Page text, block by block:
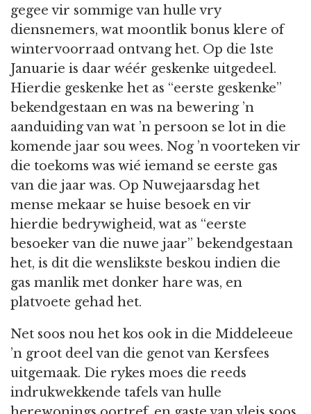
gegee vir sommige van hulle vry
diensnemers, wat moontlik bonus klere of
wintervoorraad ontvang het. Op die 1ste
Januarie is daar wéér geskenke uitgedeel.
Hierdie geskenke het as “eerste geskenke”
bekendgestaan en was na bewering ’n
aanduiding van wat ’n persoon se lot in die
komende jaar sou wees. Nog ’n voorteken vir
die toekoms was wié iemand se eerste gas
van die jaar was. Op Nuwejaarsdag het
mense mekaar se huise besoek en vir
hierdie bedrywigheid, wat as “eerste
besoeker van die nuwe jaar” bekendgestaan
het, is dit die wenslikste beskou indien die
gas manlik met donker hare was, en
platvoete gehad het.
Net soos nou het kos ook in die Middeleeue
’n groot deel van die genot van Kersfees
uitgemaak. Die rykes moes die reeds
indrukwekkende tafels van hulle